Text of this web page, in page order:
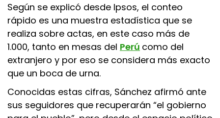
Según se explicó desde Ipsos, el conteo
rápido es una muestra estadística que se
realiza sobre actas, en este caso más de
1.000, tanto en mesas del Perú como del
extranjero y por eso se considera más exacto
que un boca de urna.
Conocidas estas cifras, Sánchez afirmó ante
sus seguidores que recuperarán “el gobierno